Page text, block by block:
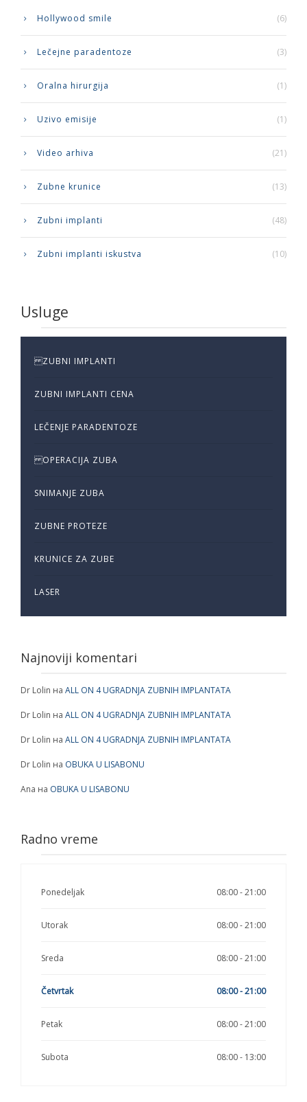
Hollywood smile (6)
Lečejne paradentoze (3)
Oralna hirurgija (1)
Uzivo emisije (1)
Video arhiva (21)
Zubne krunice (13)
Zubni implanti (48)
Zubni implanti iskustva (10)
Usluge
ZUBNI IMPLANTI
ZUBNI IMPLANTI CENA
LEČENJE PARADENTOZE
OPERACIJA ZUBA
SNIMANJE ZUBA
ZUBNE PROTEZE
KRUNICE ZA ZUBE
LASER
Najnoviji komentari
Dr Lolin на ALL ON 4 UGRADNJA ZUBNIH IMPLANTATA
Dr Lolin на ALL ON 4 UGRADNJA ZUBNIH IMPLANTATA
Dr Lolin на ALL ON 4 UGRADNJA ZUBNIH IMPLANTATA
Dr Lolin на OBUKA U LISABONU
Ana на OBUKA U LISABONU
Radno vreme
Ponedeljak 08:00 - 21:00
Utorak 08:00 - 21:00
Sreda 08:00 - 21:00
Četvrtak 08:00 - 21:00
Petak 08:00 - 21:00
Subota 08:00 - 13:00